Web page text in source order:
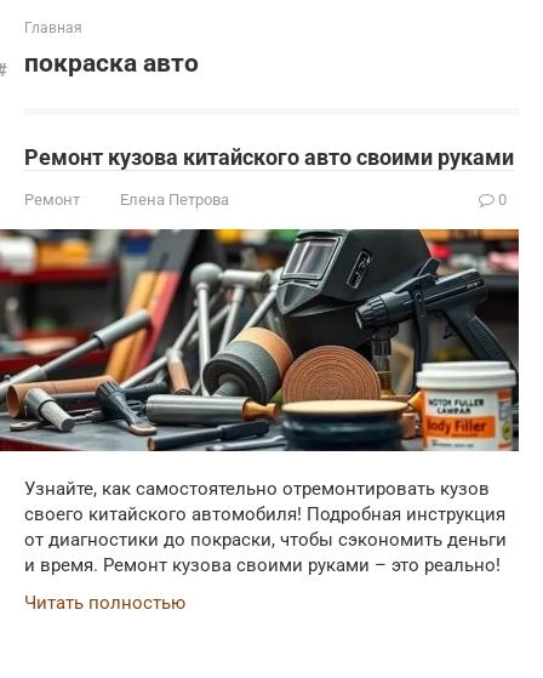
Главная
покраска авто
Ремонт кузова китайского авто своими руками
Ремонт Елена Петрова 0
Узнайте, как самостоятельно отремонтировать кузов
своего китайского автомобиля! Подробная инструкция
от диагностики до покраски, чтобы сэкономить деньги
и время. Ремонт кузова своими руками – это реально!
Читать полностью